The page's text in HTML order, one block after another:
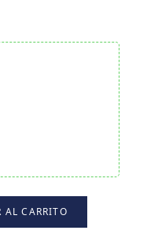
AL CARRITO